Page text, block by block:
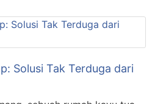
Solusi Tak Terduga dari